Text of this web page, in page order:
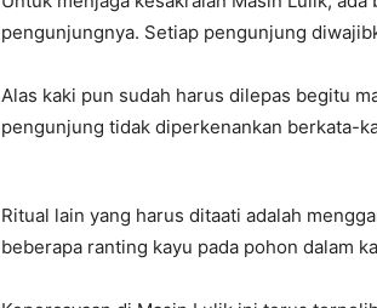
pengunjungnya. Setiap pengunjung
Alas kaki pun sudah harus dilepas begitu
pengunjung tidak diperkenankan berkata-
Ritual lain yang harus ditaati adalah
beberapa ranting kayu pada pohon dalam